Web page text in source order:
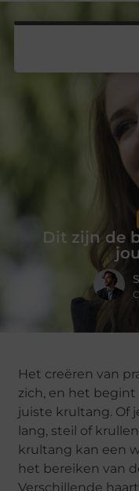
Dit zijn de
Het creëren van
zich, en het
juiste krultang. Of
lang, steil of
krultang kan een
het bereiken van
Verschillende